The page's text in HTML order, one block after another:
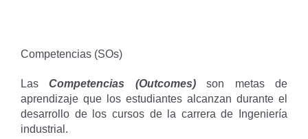
Competencias (SOs)
LasCompetencias (Outcomes)son metas de
aprendizaje que los estudiantes alcanzan durante el
desarrollo de los cursos de la carrera de Ingeniería
industrial.